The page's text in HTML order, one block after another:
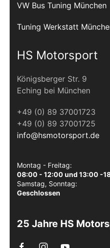
VW Bus Tuning München
Tuning Werkstatt
HS Motorsport
Königsberger Str. 9
Eching bei München
+49 (0) 89 37001723
+49 (0) 89 37001725
info@hsmotorsport.de
Montag - Freitag:
08:00 - 12:00 und 13:00 -
Samstag, Sonntag:
Geschlossen
25 Jahre HS